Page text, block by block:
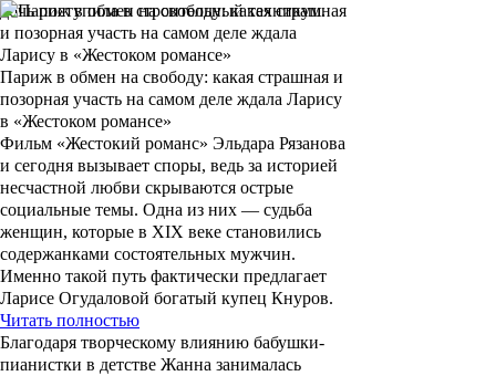
дочь поступила в строительный техникум.
Париж в обмен на свободу: какая страшная и
позорная участь на самом деле ждала Ларису
в «Жестоком романсе»
Фильм «Жестокий романс» Эльдара Рязанова
и сегодня вызывает споры, ведь за историей
несчастной любви скрываются острые
социальные темы. Одна из них — судьба
женщин, которые в XIX веке становились
содержанками состоятельных мужчин.
Именно такой путь фактически предлагает
Ларисе Огудаловой богатый купец Кнуров.
Читать полностью
Благодаря творческому влиянию бабушки-
пианистки в детстве Жанна занималась